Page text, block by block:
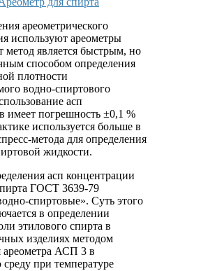
ареометрического
используют ареометры
является быстрым, но
способом определения
плотности
водно-спиртового
асп
имеет погрешность ±0,1 %
используется больше в
метода для определения
жидкости.
асп концентрации
ГОСТ 3639-79
спиртовые». Суть этого
в определении
этилового спирта в
изделиях методом
ареометра АСП 3 в
при температуре